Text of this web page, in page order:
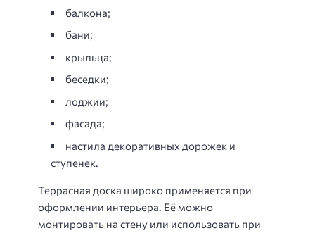
балкона;
бани;
крыльца;
беседки;
лоджии;
фасада;
настила декоративных дорожек и
ступенек.
Террасная доска широко применяется при
оформлении интерьера. Её можно
монтировать на стену или использовать при